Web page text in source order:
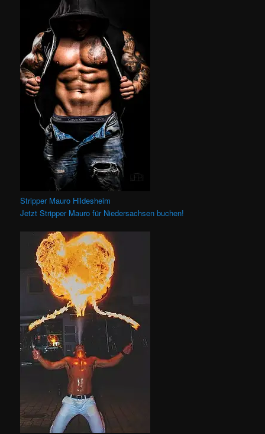
Stripper Mauro Hildesheim
Jetzt Stripper Mauro für Niedersachsen buchen!